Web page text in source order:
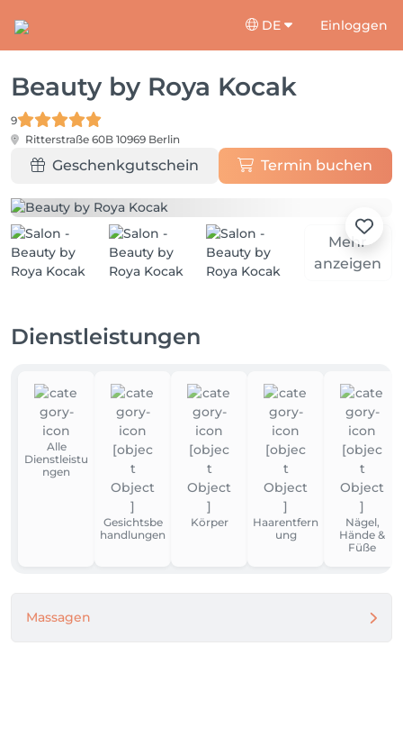
DE Einloggen
Beauty by Roya Kocak
9
Ritterstraße 60B 10969 Berlin
Geschenkgutschein Termin buchen
Mehr
anzeigen
Dienstleistungen
Alle
Dienstleistu
ngen
Gesichtsbe
handlungen
Körper
Haarentfern
ung
Nägel,
Hände &
Füße
Massagen